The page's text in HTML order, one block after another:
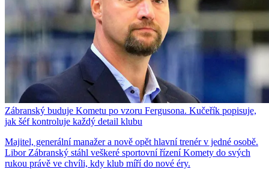
Zábranský buduje Kometu po vzoru Fergusona. Kučeřík popisuje,
jak šéf kontroluje každý detail klubu
Majitel, generální manažer a nově opět hlavní trenér v jedné osobě.
Libor Zábranský stáhl veškeré sportovní řízení Komety do svých
rukou právě ve chvíli, kdy klub míří do nové éry.